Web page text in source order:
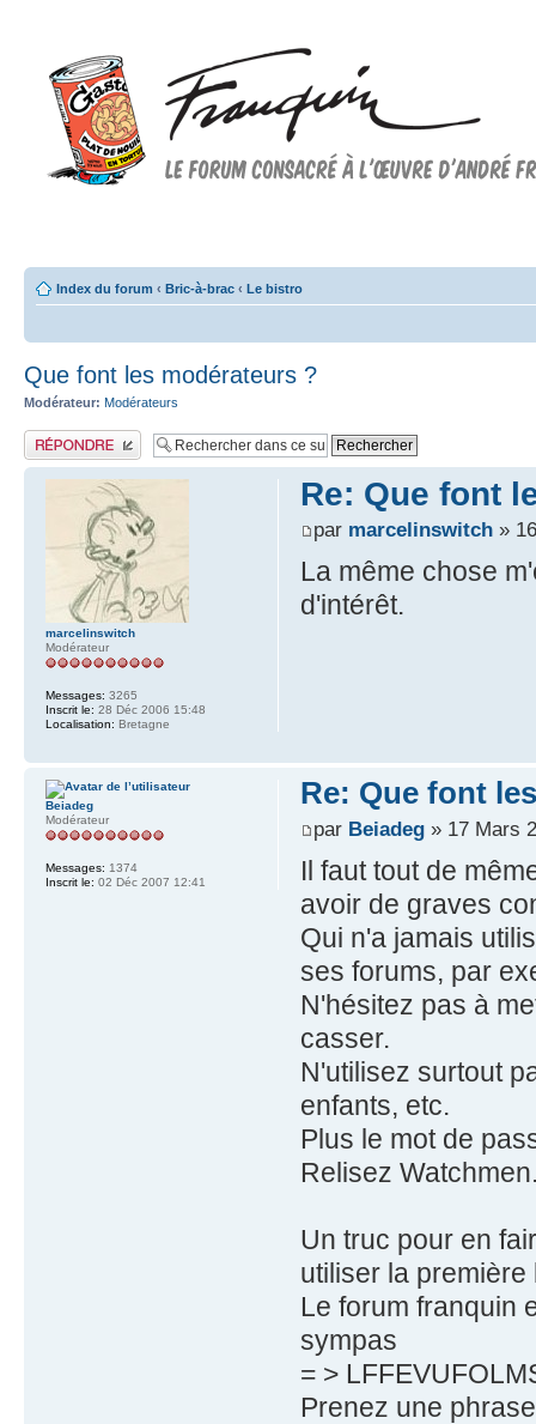
Index du forum ‹ Bric-à-brac ‹ Le bistro
Que font les modérateurs ?
Modérateur: Modérateurs
Publier une réponse
Re: Que font
par marcelinswitch»
La même chose
d'intérêt.
marcelinswitch
Modérateur
Messages: 3265
Inscrit le: 28 Déc 2006 15:48
Localisation: Bretagne
Re: Que font
par Beiadeg» 17 Mars
Il faut tout de
avoir de graves
Qui n'a jamais
ses forums, par
N'hésitez pas à
casser.
N'utilisez surtout
enfants, etc.
Plus le mot de
Relisez
Un truc pour en
utiliser la
Le forum franquin
sympas
= >
Prenez une
Beiadeg
Modérateur
Messages: 1374
Inscrit le: 02 Déc 2007 12:41